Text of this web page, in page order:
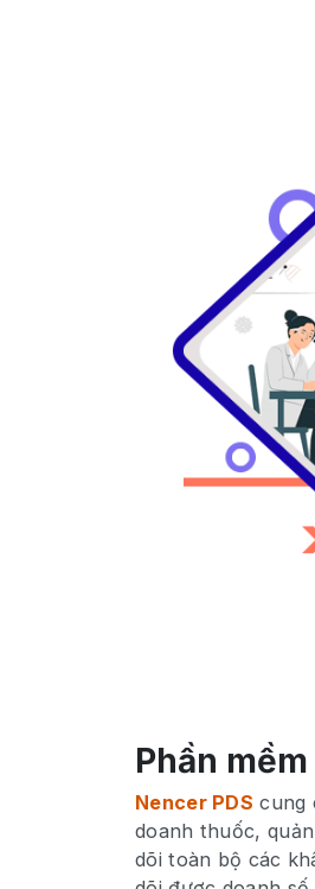
Phần
Nencer PDS cung
doanh thuốc,
dõi toàn bộ các